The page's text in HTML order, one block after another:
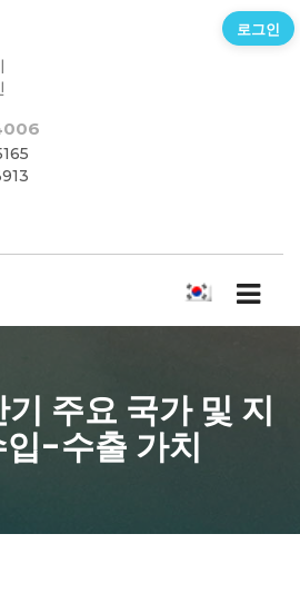
한국어
주요 국가 및 지
입-수출 가치
로그인